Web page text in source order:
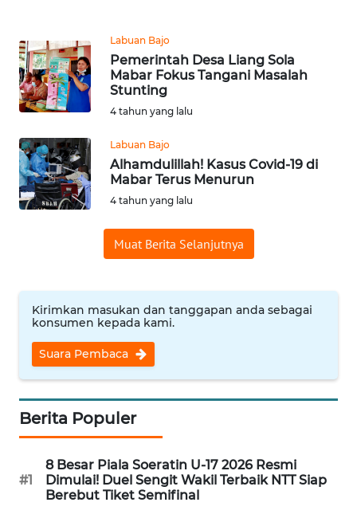
Labuan Bajo
Pemerintah Desa Liang Sola
Mabar Fokus Tangani Masalah
Stunting
4 tahun yang lalu
Labuan Bajo
Alhamdulillah! Kasus Covid-19 di
Mabar Terus Menurun
4 tahun yang lalu
Muat Berita Selanjutnya
Kirimkan masukan dan tanggapan anda sebagai
konsumen kepada kami.
Suara Pembaca
Berita Populer
#1
8 Besar Piala Soeratin U-17 2026 Resmi
Dimulai! Duel Sengit Wakil Terbaik NTT Siap
Berebut Tiket Semifinal
MEDIA
SIBER
REDAKSI
KARIR
DISCLAIMER
WN
SUMUT
WN
JAKARTA
WN
JABAR
WN
BANTEN